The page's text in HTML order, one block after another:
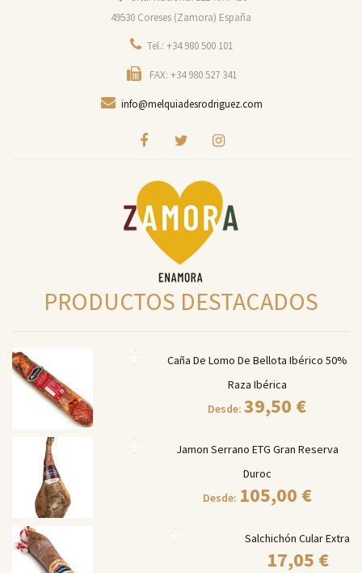
49530 Coreses (Zamora) España
Tel.: +34 980 500 101
FAX: +34 980 527 341
info@melquiadesrodriguez.com
PRODUCTOS DESTACADOS
Caña De Lomo De Bellota Ibérico 50%
Raza Ibérica
Desde:39,50 €
Jamon Serrano ETG Gran Reserva
Duroc
Desde: 105,00 €
Salchichón Cular Extra
17,05 €